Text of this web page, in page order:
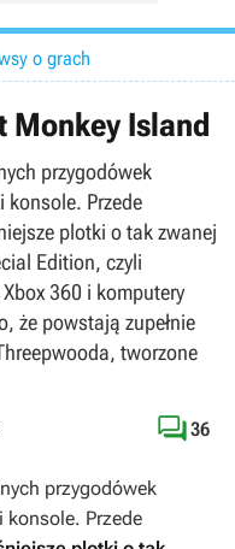
o grach
Monkey Island
przygodówek
konsole. Przede
plotki o tak zwanej
Edition, czyli
360 i komputery
że powstają zupełnie
tworzone
36
przygodówek
konsole. Przede